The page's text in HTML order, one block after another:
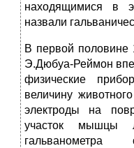
находящимися в
назвали
В первой половине
Э.Дюбуа-Реймон
физические
величину
электроды на
участок мышцы